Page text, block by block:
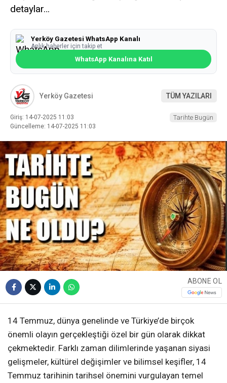
detaylar…
Yerköy Gazetesi WhatsApp Kanalı
Anlık haberler için takip et
WhatsApp Kanalına Katıl
Yerköy Gazetesi TÜM YAZILARI
Giriş: 14-07-2025 11:03
Güncelleme: 14-07-2025 11:03
Tarihte Bugün
ABONE OL
14 Temmuz, dünya genelinde ve Türkiye’de birçok
önemli olayın gerçekleştiği özel bir gün olarak dikkat
çekmektedir. Farklı zaman dilimlerinde yaşanan siyasi
gelişmeler, kültürel değişimler ve bilimsel keşifler, 14
Temmuz tarihinin tarihsel önemini vurgulayan temel